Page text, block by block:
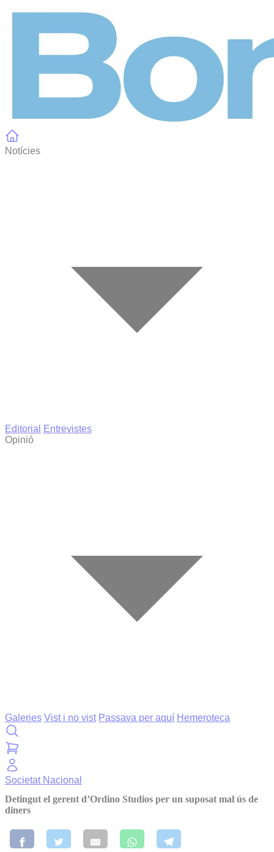
Notícies
Editorial
Entrevistes
Opinió
Galeries Vist i no vist Passava per aquí Hemeroteca
Societat Nacional
Detingut el gerent d’Ordino Studios per un suposat mal ús de
diners